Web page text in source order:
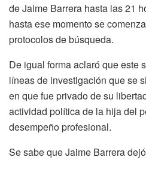
de Jaime Barrera hasta las 21
hasta ese momento se
protocolos de búsqueda.
De igual forma aclaró que este
líneas de investigación que se
en que fue privado de su
actividad política de la hija del
desempeño profesional.
Se sabe que Jaime Barrera